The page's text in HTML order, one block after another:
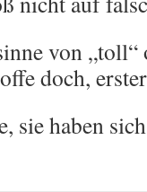
von „toll“
doch,
sie haben